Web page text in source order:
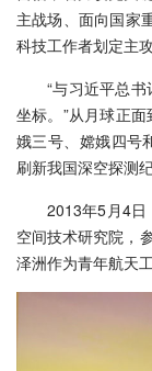
主战场、面向国家
科技工作者划定主
“与习近平总
坐标。”从月球正
娥三号、嫦娥四号
刷新我国深空探测纪
2013年5月4日
空间技术研究院，
泽洲作为青年航天